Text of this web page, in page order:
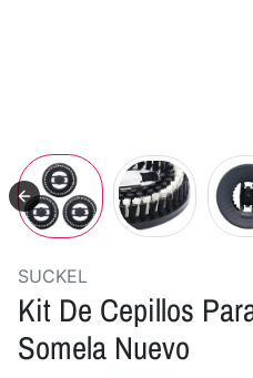
SUCKEL
Kit De Cepillos
Somela Nuevo